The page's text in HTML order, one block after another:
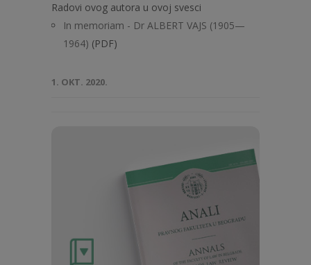
Radovi ovog autora u ovoj svesci
In memoriam - Dr ALBERT VAJS (1905—
1964) (PDF)
1. OKT. 2020.